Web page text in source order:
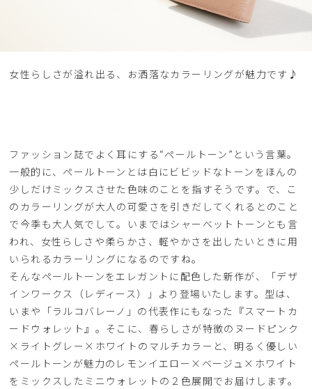
女性らしさが溢れ出る、お洒落なカラーリングが魅力です♪
ファッション誌でよく耳にする“ペールトーン”という言葉。
一般的に、ペールトーンとは白にビビッドなトーンをほんの
少しだけミックスさせた色味のことを指すそうです。で、こ
のカラーリングが大人の可愛さを引きだしてくれるとのこと
で今季も大人気でして。いまではシャーベットトーンとも言
われ、女性らしさや柔らかさ、軽やかさを出したいときに用
いられるカラーリングになるのですね。
そんなペールトーンをエレガントに配色した新作が、「デザ
インワークス（レディース）」より登場いたします。型は、
いまや「ラルコバレーノ」の代表作にもなった『スマートカ
ードウォレット』。そこに、春らしさが特徴のヌードピンク
×ライトグレー×ホワイトのマルチカラーと、明るく優しい
ペールトーンが魅力のレモンイエロー×ベージュ×ホワイト
をミックスしたミニウォレットの２色展開でお届けします。